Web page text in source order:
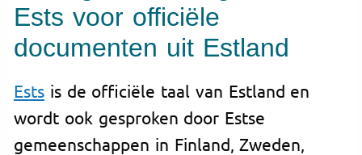
Ests voor officiële
documenten uit Estland
Ests is de officiële taal van Estland en
wordt ook gesproken door Estse
gemeenschappen in Finland, Zweden,